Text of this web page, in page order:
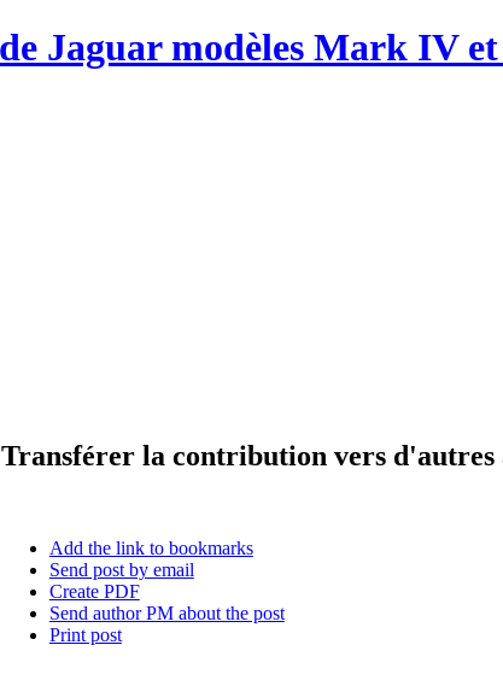
Transférer la contribution vers d'autres
Add the link to bookmarks
Send post by email
Create PDF
Send author PM about the post
Print post